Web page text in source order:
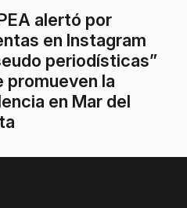
alertó por
en Instagram
periodísticas”
promueven la
en Mar del